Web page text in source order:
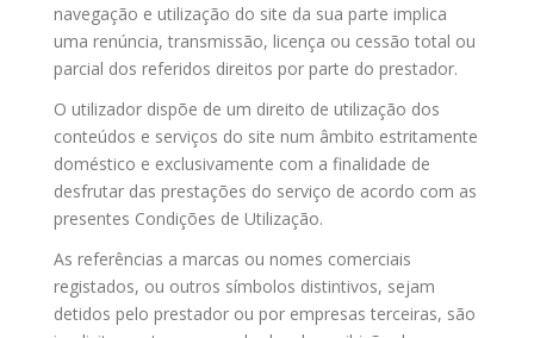
navegação e utilização do site da sua parte implica
uma renúncia, transmissão, licença ou cessão total ou
parcial dos referidos direitos por parte do prestador.
O utilizador dispõe de um direito de utilização dos
conteúdos e serviços do site num âmbito estritamente
doméstico e exclusivamente com a finalidade de
desfrutar das prestações do serviço de acordo com as
presentes Condições de Utilização.
As referências a marcas ou nomes comerciais
registados, ou outros símbolos distintivos, sejam
detidos pelo prestador ou por empresas terceiras, são